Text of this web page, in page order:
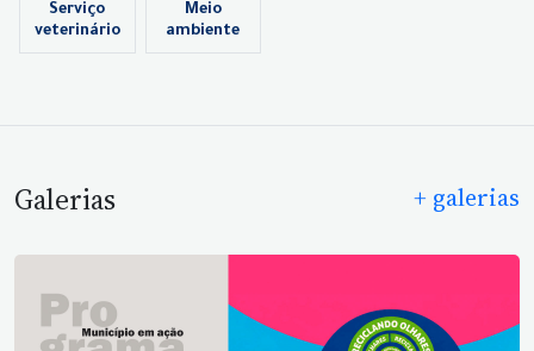
Serviço
veterinário
Meio
ambiente
Galerias + galerias